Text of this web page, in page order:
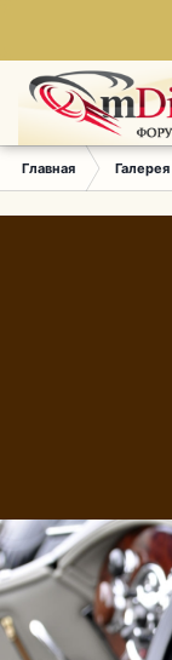
Главная Галерея